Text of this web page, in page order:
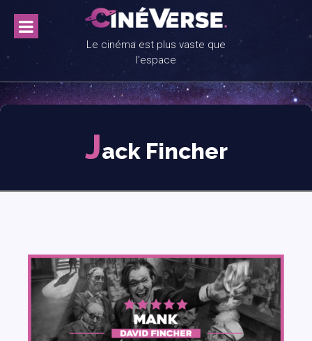
content
Le cinéma est plus vaste que
l'espace
Jack Fincher